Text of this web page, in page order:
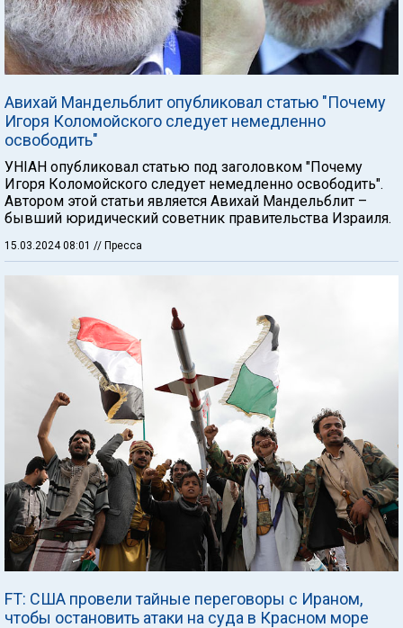
Авихай Мандельблит опубликовал статью "Почему
Игоря Коломойского следует немедленно
освободить"
УНIАН опубликовал статью под заголовком "Почему
Игоря Коломойского следует немедленно освободить".
Автором этой статьи является Авихай Мандельблит –
бывший юридический советник правительства Израиля.
15.03.2024 08:01 // Пресса
FT: США провели тайные переговоры с Ираном,
чтобы остановить атаки на суда в Красном море